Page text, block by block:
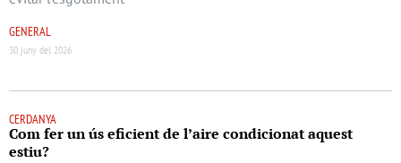
GENERAL
30 juny del 2026
CERDANYA
Com fer un ús eficient de l’aire condicionat aquest
estiu?